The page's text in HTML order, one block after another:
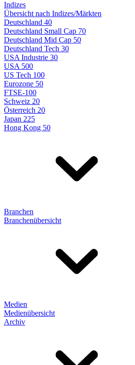
Indizes
Übersicht nach Indizes/Märkten
Deutschland 40
Deutschland Small Cap 70
Deutschland Mid Cap 50
Deutschland Tech 30
USA Industrie 30
USA 500
US Tech 100
Eurozone 50
FTSE-100
Schweiz 20
Österreich 20
Japan 225
Hong Kong 50
Branchen
Branchenübersicht
Medien
Medienübersicht
Archiv